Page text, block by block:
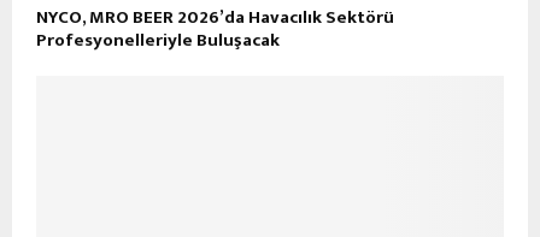
NYCO, MRO BEER 2026’da Havacılık Sektörü
Profesyonelleriyle Buluşacak